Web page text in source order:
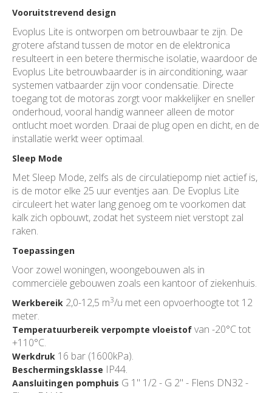
Vooruitstrevend design
Evoplus Lite is ontworpen om betrouwbaar te zijn. De
grotere afstand tussen de motor en de elektronica
resulteert in een betere thermische isolatie, waardoor de
Evoplus Lite betrouwbaarder is in airconditioning, waar
systemen vatbaarder zijn voor condensatie. Directe
toegang tot de motoras zorgt voor makkelijker en sneller
onderhoud, vooral handig wanneer alleen de motor
ontlucht moet worden. Draai de plug open en dicht, en de
installatie werkt weer optimaal.
Sleep Mode
Met Sleep Mode, zelfs als de circulatiepomp niet actief is,
is de motor elke 25 uur eventjes aan. De Evoplus Lite
circuleert het water lang genoeg om te voorkomen dat
kalk zich opbouwt, zodat het systeem niet verstopt zal
raken.
Toepassingen
Voor zowel woningen, woongebouwen als in
commerciële gebouwen zoals een kantoor of ziekenhuis.
Werkbereik 2,0-12,5 m3/u met een opvoerhoogte tot 12
meter.
Temperatuurbereik verpompte vloeistof van -20°C tot
+110°C.
Werkdruk 16 bar (1600kPa).
Beschermingsklasse IP44.
Aansluitingen pomphuis G 1" 1/2 - G 2" - Flens DN32 -